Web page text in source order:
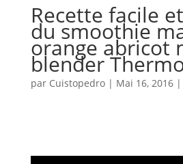
Recette facile
du smoothie
orange abricot
blender
par Cuistopedro| Mai 16, 2016|